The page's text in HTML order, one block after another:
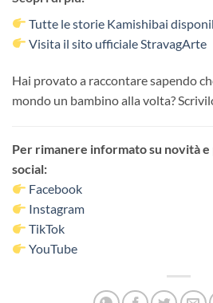
Tutte le storie Kamishibai
Visita il sito ufficiale StravagArte
Hai provato a raccontare sapendo
mondo un bambino alla volta?
Per rimanere informato su novità
social:
Facebook
Instagram
TikTok
YouTube